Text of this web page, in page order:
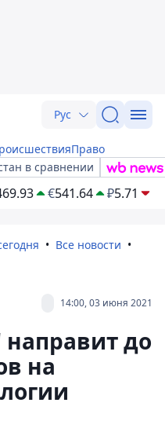
Рус
Право
в сравнении
€541.64 ₽5.71
Все новости
14:00, 03 июня 2021
до
на